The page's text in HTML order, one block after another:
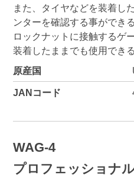
また、タイヤなどを装着し
ンターを確認する事ができ
ロックナットに接触するゲ
装着したままでも使用でき
原産国
JANコード
WAG-4
プロフェッショナ